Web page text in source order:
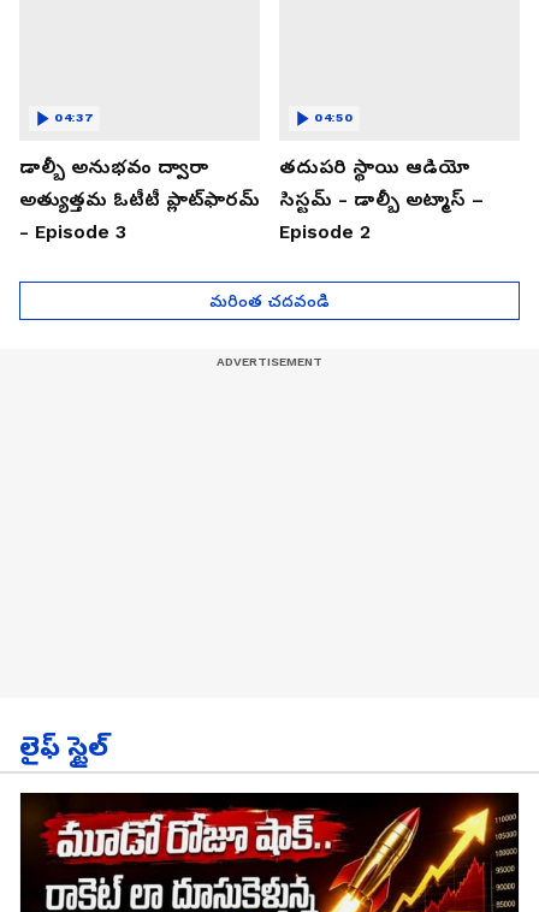
డాల్బీ అనుభవం ద్వారా
అత్యుత్తమ ఓటీటీ ప్లాట్‌ఫారమ్
- Episode 3
04:37
తదుపరి స్థాయి ఆడియో
సిస్టమ్ - డాల్బీ అట్మాస్ –
Episode 2
04:50
మరింత చదవండి
లైఫ్ స్టైల్